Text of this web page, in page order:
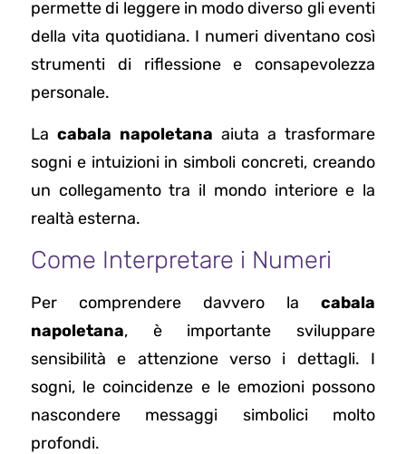
permette di leggere in modo diverso gli eventi
della vita quotidiana. I numeri diventano così
strumenti di riflessione e consapevolezza
personale.
La cabala napoletana aiuta a trasformare
sogni e intuizioni in simboli concreti, creando
un collegamento tra il mondo interiore e la
realtà esterna.
Come Interpretare i Numeri
Per comprendere davvero la cabala
napoletana, è importante sviluppare
sensibilità e attenzione verso i dettagli. I
sogni, le coincidenze e le emozioni possono
nascondere messaggi simbolici molto
profondi.